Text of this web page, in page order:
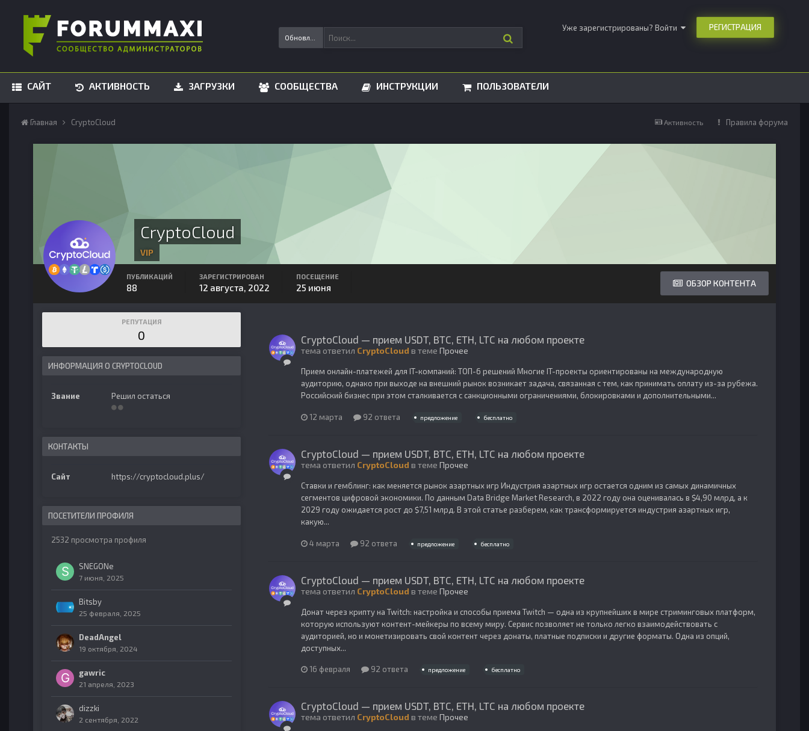
Уже зарегистрированы? Войти РЕГИСТРАЦИЯ
САЙТ АКТИВНОСТЬ ЗАГРУЗКИ СООБЩЕСТВА ИНСТРУКЦИИ ПОЛЬЗОВАТЕЛИ
Активность Правила форума
Главная CryptoCloud
CryptoCloud
VIP
ОБЗОР КОНТЕНТА
ПУБЛИКАЦИЙ
88
ЗАРЕГИСТРИРОВАН
12 августа, 2022
ПОСЕЩЕНИЕ
25 июня
РЕПУТАЦИЯ
0
ИНФОРМАЦИЯ О CRYPTOCLOUD
Звание Решил остаться
КОНТАКТЫ
Сайт https://cryptocloud.plus/
ПОСЕТИТЕЛИ ПРОФИЛЯ
2532 просмотра профиля
SNEGONe
7 июня, 2025
Bitsby
25 февраля, 2025
DeadAngel
19 октября, 2024
gawric
21 апреля, 2023
dizzki
2 сентября, 2022
CryptoCloud — прием USDT, BTC, ETH, LTC на любом проекте
тема ответил CryptoCloud в теме Прочее
Прием онлайн-платежей для IT-компаний: ТОП-6 решений Многие IT-проекты ориентированы на международную
аудиторию, однако при выходе на внешний рынок возникает задача, связанная с тем, как принимать оплату из-за рубежа.
Российский бизнес при этом сталкивается с санкционными ограничениями, блокировками и дополнительными...
12 марта 92 ответа предложение бесплатно
CryptoCloud — прием USDT, BTC, ETH, LTC на любом проекте
тема ответил CryptoCloud в теме Прочее
Ставки и гемблинг: как меняется рынок азартных игр Индустрия азартных игр остается одним из самых динамичных
сегментов цифровой экономики. По данным Data Bridge Market Research, в 2022 году она оценивалась в $4,90 млрд, а к
2029 году ожидается рост до $7,51 млрд. В этой статье разберем, как трансформируется индустрия азартных игр,
какую...
4 марта 92 ответа предложение бесплатно
CryptoCloud — прием USDT, BTC, ETH, LTC на любом проекте
тема ответил CryptoCloud в теме Прочее
Донат через крипту на Twitch: настройка и способы приема Twitch — одна из крупнейших в мире стриминговых платформ,
которую используют контент-мейкеры по всему миру. Сервис позволяет не только легко взаимодействовать с
аудиторией, но и монетизировать свой контент через донаты, платные подписки и другие форматы. Одна из опций,
доступных...
16 февраля 92 ответа предложение бесплатно
CryptoCloud — прием USDT, BTC, ETH, LTC на любом проекте
тема ответил CryptoCloud в теме Прочее